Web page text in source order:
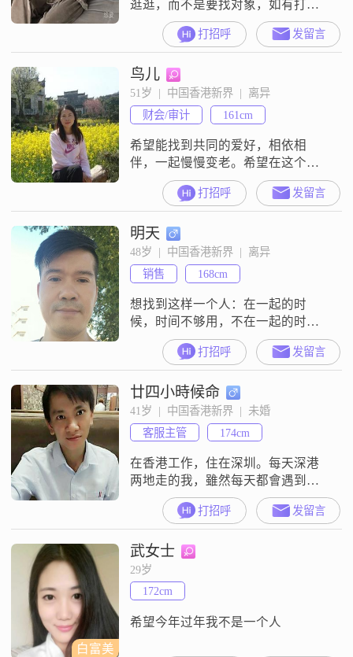
逛逛，而不是要找对象，如有打
扰，请勿怪谢谢。
打招呼 发留言
鸟儿
51岁  |  中国香港新界  |  离异
财会/审计
161cm
希望能找到共同的爱好，相依相
伴，一起慢慢变老。希望在这个春
天，靠着自身顽强的拼争，逐渐摆
脱冰雪的桎梏，曲曲折折地接近温
暖。
打招呼 发留言
明天
48岁  |  中国香港新界  |  离异
销售
168cm
想找到这样一个人：在一起的时
候，时间不够用，不在一起的时
候，时间用不完。在一起的时候，
有说不完的话题，可不在一起的时
候，却懒的说半句话。在一起的时
候，表情多的不够用，可是不跟他
在一起的时候，表情通常只有一
种：想念......
打招呼 发留言
廿四小時候命
41岁  |  中国香港新界  |  未婚
客服主管
174cm
在香港工作，住在深圳。每天深港
两地走的我，雖然每天都會遇到無
數無數的路人，而人海茫茫中仍努
力尋找和注定的那位相遇相識的機
會，我性格隨和，要宅可宅，要動
可動，平常喜歡留在家中，人老了
不喜歡夜浦但仍改不了喜歡聽歌和
唱歌的習慣（超級咪霸），喜歡聽
海的聲音從事客服工作，兼職香港
代購 ， 脾氣不差，不會亂發脾氣，
打招呼 发留言
白富美
武女士
29岁
172cm
希望今年过年我不是一个人